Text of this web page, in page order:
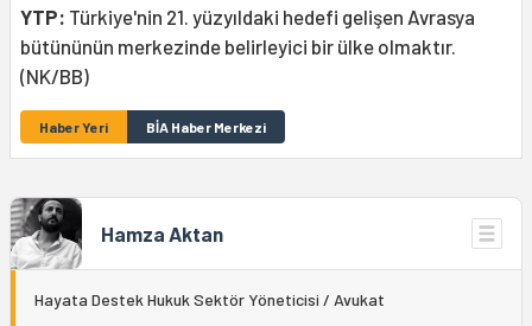
YTP: Türkiye'nin 21. yüzyıldaki hedefi gelişen Avrasya
bütününün merkezinde belirleyici bir ülke olmaktır.
(NK/BB)
Haber Yeri BİA Haber Merkezi
Hamza Aktan
Hayata Destek Hukuk Sektör Yöneticisi / Avukat